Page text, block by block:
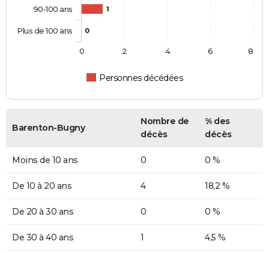
1
0
Personnes décédées
90-100 ans
Plus de 100 ans
0 2 4 6 8
Barenton-Bugny
Nombre de
décès
% des
décès
Moins de 10 ans 0 0 %
De 10 à 20 ans 4 18,2 %
De 20 à 30 ans 0 0 %
De 30 à 40 ans 1 4,5 %